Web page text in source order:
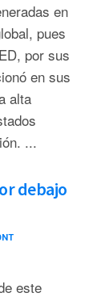
en
pues
por sus
en sus
alta
...
debajo
este